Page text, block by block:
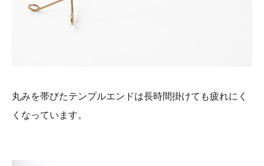
丸みを帯びたテンプルエンドは長時間掛けても疲れにく
くなっています。